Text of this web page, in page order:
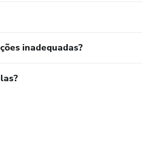
inadequadas?